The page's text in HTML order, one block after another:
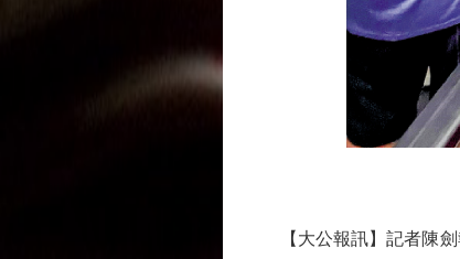
【大公報訊】記者陳劍